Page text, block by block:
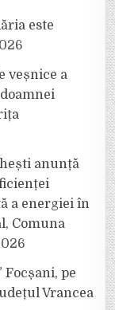
este
veșnice a
anunță
a energiei în
Comuna
Focșani, pe
Vrancea